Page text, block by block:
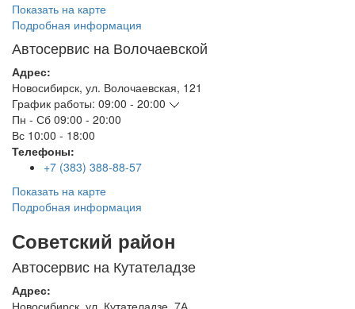
Показать на карте
Подробная информация
Автосервис на Волочаевской
Адрес:
Новосибирск, ул. Волочаевская, 121
График работы: 09:00 - 20:00
Пн - Сб 09:00 - 20:00
Вс 10:00 - 18:00
Телефоны:
+7 (383) 388-88-57
Показать на карте
Подробная информация
Советский район
Автосервис на Кутателадзе
Адрес: